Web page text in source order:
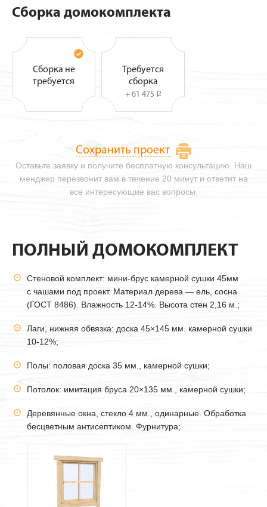
Сборка домокомплекта
Сборка не
требуется
Требуется
сборка
+ 61 475 i
Оставьте заявку и получите бесплатную консультацию. Наш
менджер перезвонит вам в течение 20 минут и ответит на
все интересующие вас вопросы.
Сохранить проект
ПОЛНЫЙ ДОМОКОМПЛЕКТ
Стеновой комплект: мини-брус камерной сушки 45мм
с чашами под проект. Материал дерева — ель, сосна
(ГОСТ 8486). Влажность 12-14%. Высота стен 2,16 м.;
Лаги, нижняя обвязка: доска 45×145 мм. камерной сушки
10-12%;
Полы: половая доска 35 мм., камерной сушки;
Потолок: имитация бруса 20×135 мм., камерной сушки;
Деревянные окна, стекло 4 мм., одинарные. Обработка
бесцветным антисептиком. Фурнитура;